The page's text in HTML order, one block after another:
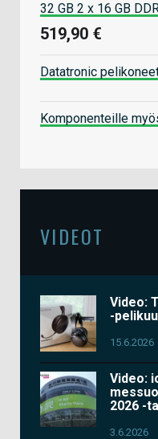
32 GB 2 x 16 GB
519,90 €
Datatronic
Komponenteille
VIDEOT
Video:
-
15.6.2026
Video:
2026 -
3.6.2026